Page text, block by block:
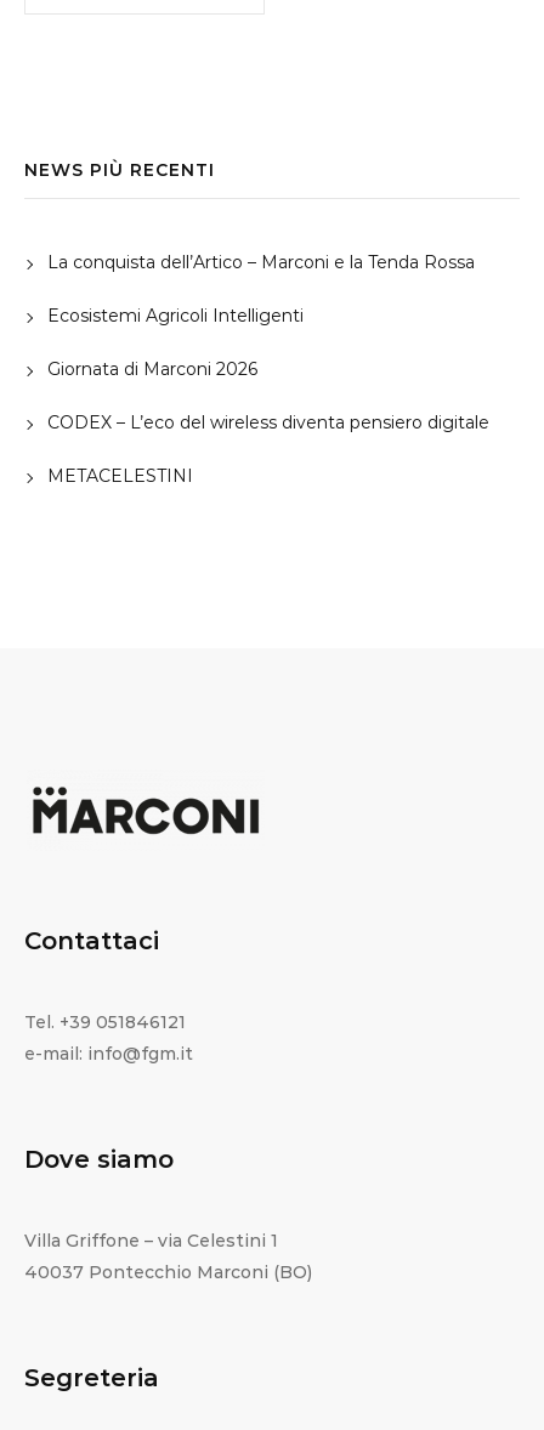
NEWS PIÙ RECENTI
La conquista dell’Artico – Marconi e la Tenda Rossa
Ecosistemi Agricoli Intelligenti
Giornata di Marconi 2026
CODEX – L’eco del wireless diventa pensiero digitale
METACELESTINI
Contattaci
Tel. +39 051846121
e-mail: info@fgm.it
Dove siamo
Villa Griffone – via Celestini 1
40037 Pontecchio Marconi (BO)
Segreteria